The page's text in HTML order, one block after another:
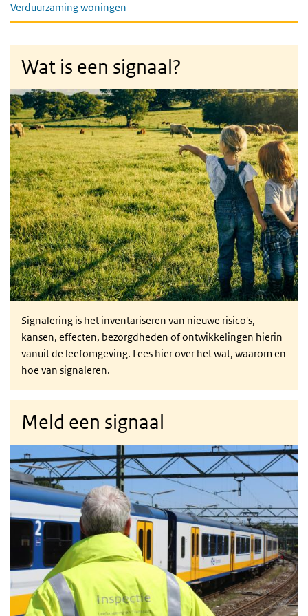
Verduurzaming woningen
Wat is een signaal?
Signalering is het inventariseren van nieuwe risico's,
kansen, effecten, bezorgdheden of ontwikkelingen hierin
vanuit de leefomgeving. Lees hier over het wat, waarom en
hoe van signaleren.
Meld een signaal